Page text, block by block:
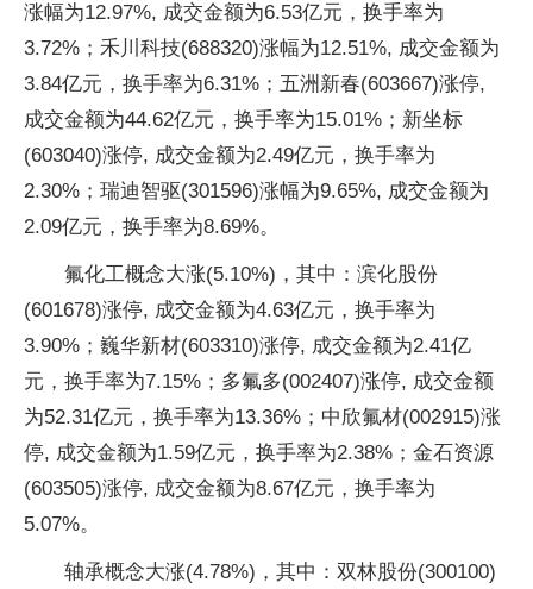
涨幅为12.97%, 成交金额为6.53亿元，换手率为
3.72%；禾川科技(688320)涨幅为12.51%, 成交金额为
3.84亿元，换手率为6.31%；五洲新春(603667)涨停,
成交金额为44.62亿元，换手率为15.01%；新坐标
(603040)涨停, 成交金额为2.49亿元，换手率为
2.30%；瑞迪智驱(301596)涨幅为9.65%, 成交金额为
2.09亿元，换手率为8.69%。
氟化工概念大涨(5.10%)，其中：滨化股份
(601678)涨停, 成交金额为4.63亿元，换手率为
3.90%；巍华新材(603310)涨停, 成交金额为2.41亿
元，换手率为7.15%；多氟多(002407)涨停, 成交金额
为52.31亿元，换手率为13.36%；中欣氟材(002915)涨
停, 成交金额为1.59亿元，换手率为2.38%；金石资源
(603505)涨停, 成交金额为8.67亿元，换手率为
5.07%。
轴承概念大涨(4.78%)，其中：双林股份(300100)